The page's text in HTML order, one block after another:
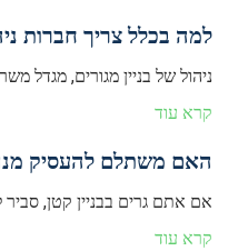
למה בכלל צריך חברות
ניהול של בניין מגורים, מגדל
קרא עוד
האם משתלם להעסיק
אם אתם גרים בבניין קטן,
קרא עוד